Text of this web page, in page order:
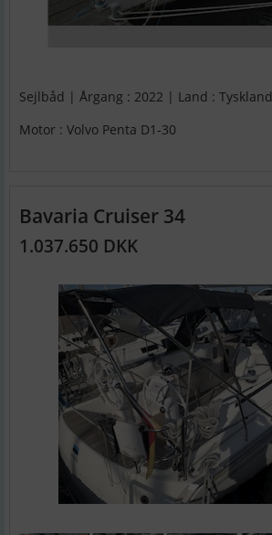
Sejlbåd | Årgang : 2022 | Land : Tyskland
Motor : Volvo Penta D1-30
Bavaria Cruiser 34
1.037.650 DKK